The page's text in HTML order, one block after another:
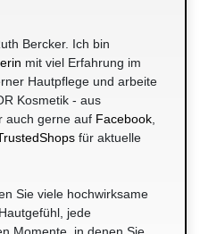
Bercker. Ich bin
mit viel Erfahrung im
Hautpflege und arbeite
Kosmetik - aus
auch gerne auf Facebook
für aktuelle
Sie viele hochwirksame
jede